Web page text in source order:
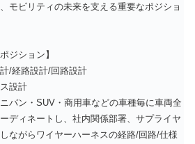
モビリティの未来を支える重要なポジショ
ジション】
/経路設計/回路設計
設計
バン・SUV・商用車などの車種毎に車両全
ディネートし、社内関係部署、サプライヤ
ながらワイヤーハーネスの経路/回路/仕様